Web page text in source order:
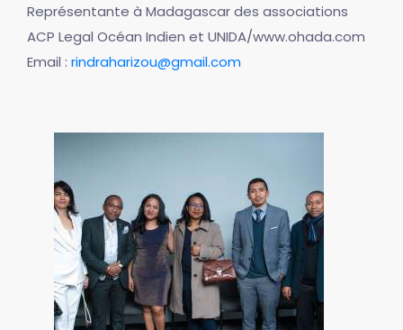
Représentante à Madagascar des associations
ACP Legal Océan Indien et UNIDA/www.ohada.com
Email : rindraharizou@gmail.com